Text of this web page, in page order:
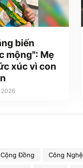
biến
mộng": Mẹ
xúc vì con
Cộng Đồng Công Nghệ